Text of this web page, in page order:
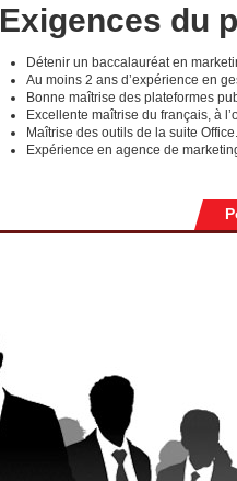
Exigences du
Détenir un baccalauréat en
Au moins 2 ans d’expérience en
Bonne maîtrise des plateformes
Excellente maîtrise du français, à
Maîtrise des outils de la suite Office.
Expérience en agence de